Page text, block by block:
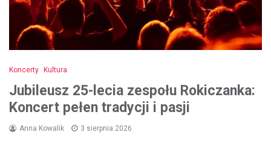
Koncerty Kultura
Jubileusz 25-lecia zespołu Rokiczanka:
Koncert pełen tradycji i pasji
Anna Kowalik 3 sierpnia 2026